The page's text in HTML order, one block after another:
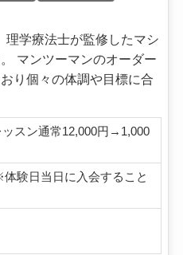
理学療法士が監修したマシ
マンツーマンのオーダー
り個々の体調や目標に合
スン通常12,000円→1,000
験日当日に入会すること